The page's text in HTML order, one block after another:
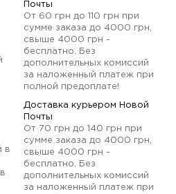
в
Почты
От 60 грн до 110 грн при
сумме заказа до 4000 грн,
свыше 4000 грн -
бесплатно. Без
дополнительных комиссий
за наложенный платеж при
полной предоплате!
Доставка курьером Новой
Почты
От 70 грн до 140 грн при
сумме заказа до 4000 грн,
свыше 4000 грн -
бесплатно. Без
дополнительных комиссий
за наложенный платеж при